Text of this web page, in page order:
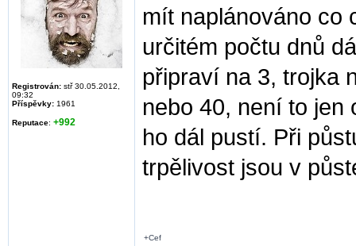
Registrován: stř 30.05.2012,
09:32
Příspěvky: 1961
Reputace: +992
mít naplánováno co
určitém počtu dnů
připraví na 3, trojka
nebo 40, není to jen
ho dál pustí. Při
trpělivost jsou v
+Cef